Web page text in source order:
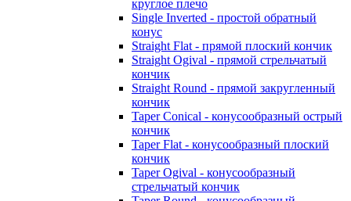
круглое плечо
Single Inverted - простой обратный
конус
Straight Flat - прямой плоский кончик
Straight Ogival - прямой стрельчатый
кончик
Straight Round - прямой закругленный
кончик
Taper Conical - конусообразный острый
кончик
Taper Flat - конусообразный плоский
кончик
Taper Ogival - конусообразный
стрельчатый кончик